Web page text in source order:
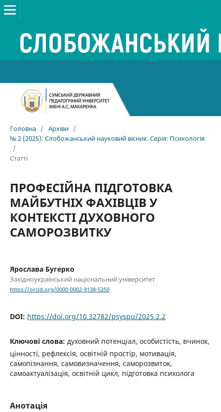
Головна / Архіви /
№ 2 (2025): Слобожанський науковий вісник. Серія: Психологія
/
Статті
ПРОФЕСІЙНА ПІДГОТОВКА
МАЙБУТНІХ ФАХІВЦІВ У
КОНТЕКСТІ ДУХОВНОГО
САМОРОЗВИТКУ
Ярослава Бугерко
Західноукраїнський національний університет
https://orcid.org/0000-0002-9138-5350
DOI: https://doi.org/10.32782/psyspu/2025.2.2
Ключові слова: духовний потенціал, особистість, вчинок,
цінності, рефлексія, освітній простір, мотивація,
самопізнання, самовизначення, саморозвиток,
самоактуалізація, освітній цикл, підготовка психолога
Анотація